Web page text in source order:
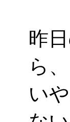
昨
ら
い